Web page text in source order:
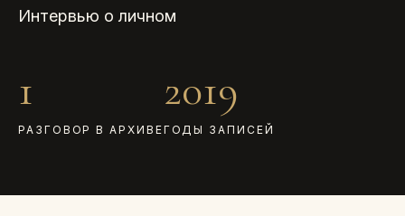
Интервью о личном
1
РАЗГОВОР В АРХИВЕ
2019
ГОДЫ ЗАПИСЕЙ